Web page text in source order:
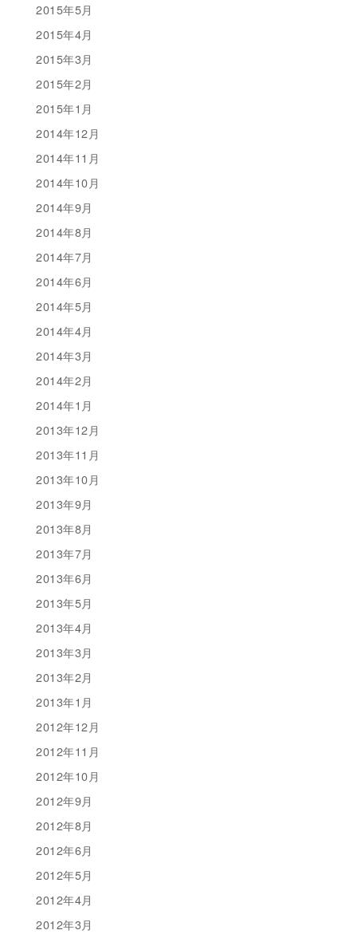
2015年5月
2015年4月
2015年3月
2015年2月
2015年1月
2014年12月
2014年11月
2014年10月
2014年9月
2014年8月
2014年7月
2014年6月
2014年5月
2014年4月
2014年3月
2014年2月
2014年1月
2013年12月
2013年11月
2013年10月
2013年9月
2013年8月
2013年7月
2013年6月
2013年5月
2013年4月
2013年3月
2013年2月
2013年1月
2012年12月
2012年11月
2012年10月
2012年9月
2012年8月
2012年6月
2012年5月
2012年4月
2012年3月